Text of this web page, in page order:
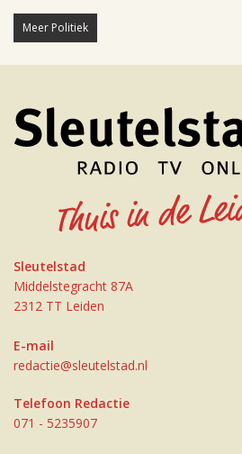
Meer Politiek
Sleutelstad
Middelstegracht 87A
2312 TT Leiden
E-mail
redactie@sleutelstad.nl
Telefoon Redactie
071 - 5235907